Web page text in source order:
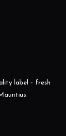
label – fresh